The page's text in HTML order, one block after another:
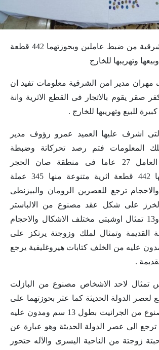
تمكنت مباحث الشرقية من ضبط عاملين وبحوزتهما 442 قطعة
وتهريبها للخارج
مهران مدير امن الشرقية معلومات تفيد ان
صقر يقوم بالاتجار فى القطع الاثرية وانة
للبيع وتهريبها للخارج .
اشرف عليها العميد عمرو رؤوف مدير
المعلومات فتم رصد تحركاتة وضبطة
وبرفقتة صديقة العامل 27 عاما فى منطقة صان الحجر
بالشرقية وبحوزتها 442 قطعة اثرية متنوعة منها 345 عملة
ترجع للعصرين الرومان والبيزنطى
على شكل عقد مصنوع من الالباستر
ويستخدم كتمائم و13 تمثال اوشبتى مختلف الاشكال والاحجام
القديمة وتمثال لملك وزوجتة يرتكز على
عليه من الخلف كتابات هيروغليفية يرجع
.
لاحد الاشخاص مصنوع من البازلت
يرجع لعصر الدولة الحديثة كما عثر بحوزتهما على
تمثال الثالثوث مصنوع من الجرانيت بطول 13 سم ومدون عليه
الى عصر الدولة الحديثة وهو عبارة عن
زوجتة من الناحية اليسرى والآله حتحور